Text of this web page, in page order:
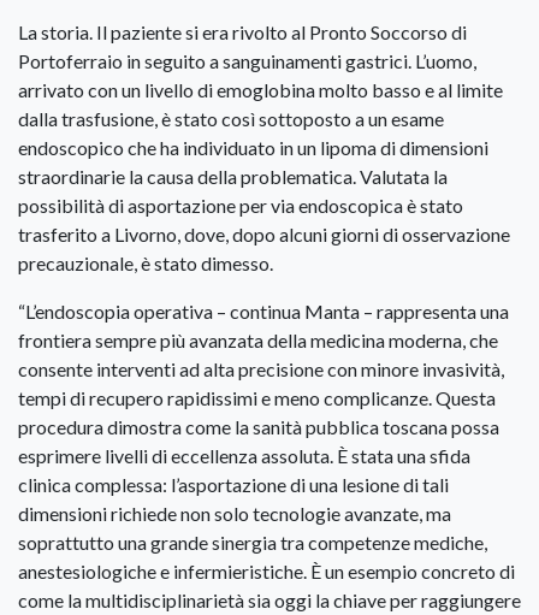
La storia. Il paziente si era rivolto al Pronto Soccorso di
Portoferraio in seguito a sanguinamenti gastrici. L’uomo,
arrivato con un livello di emoglobina molto basso e al limite
dalla trasfusione, è stato così sottoposto a un esame
endoscopico che ha individuato in un lipoma di dimensioni
straordinarie la causa della problematica. Valutata la
possibilità di asportazione per via endoscopica è stato
trasferito a Livorno, dove, dopo alcuni giorni di osservazione
precauzionale, è stato dimesso.
“L’endoscopia operativa – continua Manta – rappresenta una
frontiera sempre più avanzata della medicina moderna, che
consente interventi ad alta precisione con minore invasività,
tempi di recupero rapidissimi e meno complicanze. Questa
procedura dimostra come la sanità pubblica toscana possa
esprimere livelli di eccellenza assoluta. È stata una sfida
clinica complessa: l’asportazione di una lesione di tali
dimensioni richiede non solo tecnologie avanzate, ma
soprattutto una grande sinergia tra competenze mediche,
anestesiologiche e infermieristiche. È un esempio concreto di
come la multidisciplinarietà sia oggi la chiave per raggiungere